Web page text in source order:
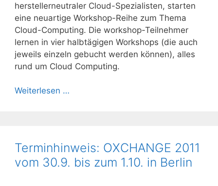
herstellerneutraler Cloud-Spezialisten, starten
eine neuartige Workshop-Reihe zum Thema
Cloud-Computing. Die workshop-Teilnehmer
lernen in vier halbtägigen Workshops (die auch
jeweils einzeln gebucht werden können), alles
rund um Cloud Computing.
Weiterlesen …
Terminhinweis: OXCHANGE 2011
vom 30.9. bis zum 1.10. in Berlin